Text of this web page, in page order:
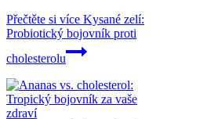
Přečtěte si více Kysané zelí:
Probiotický bojovník proti
cholesterolu